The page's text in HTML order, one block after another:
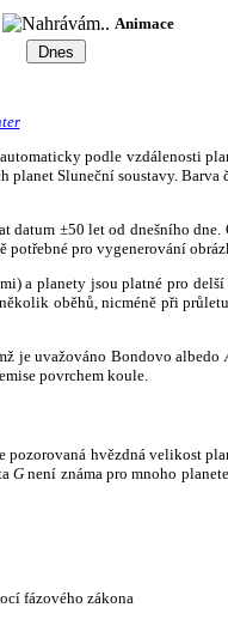
Animace
podle vzdálenosti
Sluneční soustavy.
±50 let od dnešního
pro vygenerování
a planety jsou platné pro
oběhů, nicméně při
je uvažováno Bondovo albedo
povrchem koule.
hvězdná velikost
G není známa pro mnoho
fázového zákona